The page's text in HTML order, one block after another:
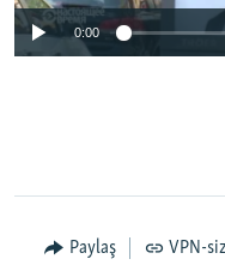
0:00
Paylaş VPN-